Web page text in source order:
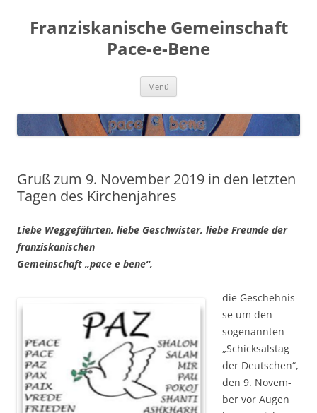
Franziskanische Gemeinschaft
Pace-e-Bene
Menü
Gruß zum 9. November 2019 in den letzten
Tagen des Kirchenjahres
Lie­be Weg­ge­fähr­ten, lie­be Geschwis­ter, lie­be Freun­de der
franziskanischen
Gemein­schaft „pace e bene“,
die Gescheh­nis­
se um den
soge­nann­ten
„Schick­sals­tag
der Deut­schen“,
den 9. Novem­
ber vor Augen